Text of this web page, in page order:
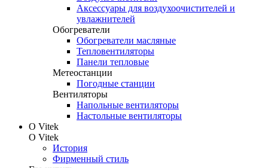
Аксессуары для воздухоочистителей и
увлажнителей
Обогреватели
Обогреватели масляные
Тепловентиляторы
Панели тепловые
Метеостанции
Погодные станции
Вентиляторы
Напольные вентиляторы
Настольные вентиляторы
О Vitek
О Vitek
История
Фирменный стиль